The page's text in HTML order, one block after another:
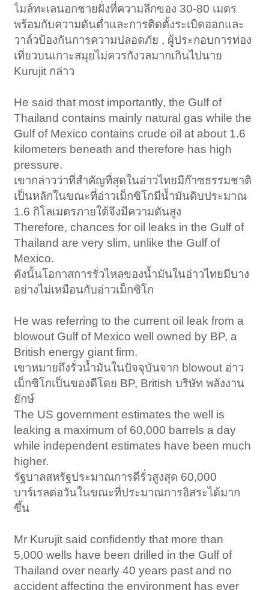
ไมล์ทะเลนอกชายฝั่งที่ความลึกของ 30-80 เมตร
พร้อมกับความดันต่ำและการติดตั้งระเบิดออกและ
วาล์วป้องกันการความปลอดภัย , ผู้ประกอบการท่อง
เที่ยวบนเกาะสมุยไม่ควรกังวลมากเกินไปนาย
Kurujit กล่าว
He said that most importantly, the Gulf of
Thailand contains mainly natural gas while the
Gulf of Mexico contains crude oil at about 1.6
kilometers beneath and therefore has high
pressure.​
เขากล่าวว่าที่สำคัญที่สุดในอ่าวไทยมีก๊าซธรรมชาติ
เป็นหลักในขณะที่อ่าวเม็กซิโกมีน้ำมันดิบประมาณ
1.6 กิโลเมตรภายใต้จึงมีความดันสูง
Therefore, chances for oil leaks in the Gulf of
Thailand are very slim, unlike the Gulf of
Mexico.​
ดังนั้นโอกาสการรั่วไหลของน้ำมันในอ่าวไทยมีบาง
อย่างไม่เหมือนกับอ่าวเม็กซิโก
He was referring to the current oil leak from a
blowout Gulf of Mexico well owned by BP, a
British energy giant firm.​
เขาหมายถึงรั่วน้ำมันในปัจจุบันจาก blowout อ่าว
เม็กซิโกเป็นของดีโดย BP, British บริษัท พลังงาน
ยักษ์
The US government estimates the well is
leaking a maximum of 60,000 barrels a day
while independent estimates have been much
higher.​
รัฐบาลสหรัฐประมาณการดีรั่วสูงสุด 60,000
บาร์เรลต่อวันในขณะที่ประมาณการอิสระได้มาก
ขึ้น
Mr Kurujit said confidently that more than
5,000 wells have been drilled in the Gulf of
Thailand over nearly 40 years past and no
accident affecting the environment has ever